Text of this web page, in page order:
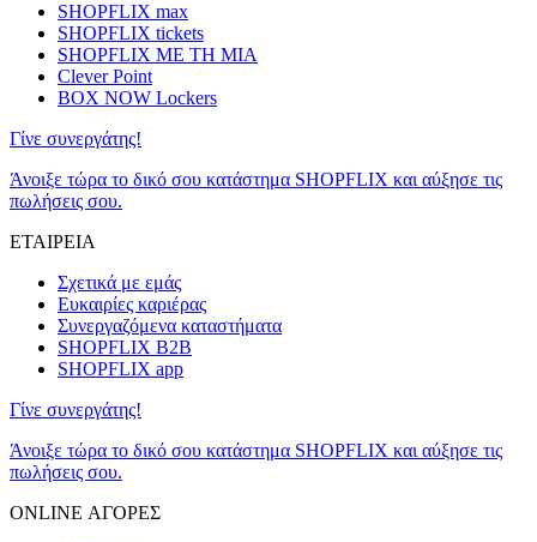
SHOPFLIX max
SHOPFLIX tickets
SHOPFLIX ΜΕ ΤΗ ΜΙΑ
Clever Point
BOX NOW Lockers
Γίνε συνεργάτης!
Άνοιξε τώρα το δικό σου κατάστημα SHOPFLIX και αύξησε τις
πωλήσεις σου.
ΕΤΑΙΡΕΙΑ
Σχετικά με εμάς
Ευκαιρίες καριέρας
Συνεργαζόμενα καταστήματα
SHOPFLIX B2B
SHOPFLIX app
Γίνε συνεργάτης!
Άνοιξε τώρα το δικό σου κατάστημα SHOPFLIX και αύξησε τις
πωλήσεις σου.
ONLINE ΑΓΟΡΕΣ